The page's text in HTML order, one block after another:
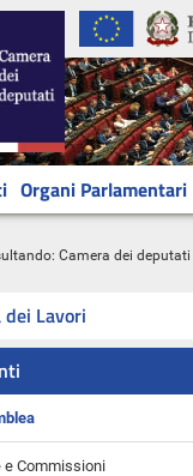
Organi Parlamentari
Camera dei deputati
dei Lavori
e Commissioni